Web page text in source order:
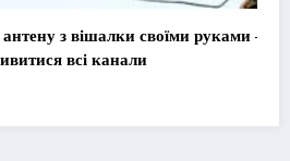
з вішалки своїми руками –
всі канали